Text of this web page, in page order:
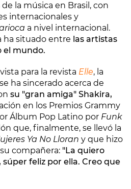
la música en Brasil, con
internacionales y
a nivel internacional.
ha situado entre las artistas
el mundo.
para la revista Elle, la
se ha sincerado acerca de
su "gran amiga" Shakira,
en los Premios Grammy
Álbum Pop Latino por Funk
que, finalmente, se llevó la
Ya No Lloran y que hizo
compañera: "La quiero
feliz por ella. Creo que